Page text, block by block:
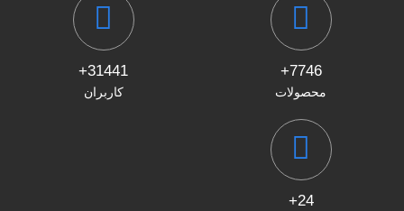
7746+
محصولات
31441+
کاربران
24+